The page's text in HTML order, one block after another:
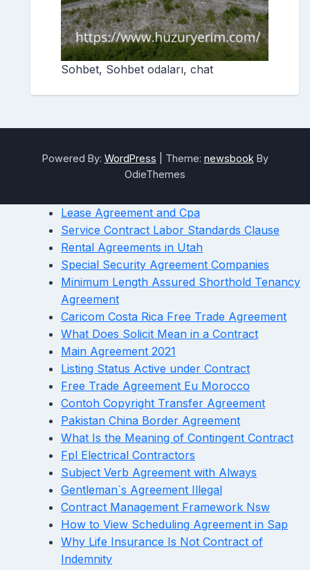
Sohbet, Sohbet odaları, chat
Powered By: WordPress Theme: newsbook By
OdieThemes
Lease Agreement and Cpa
Service Contract Labor Standards Clause
Rental Agreements in Utah
Special Security Agreement Companies
Minimum Length Assured Shorthold Tenancy
Agreement
Caricom Costa Rica Free Trade Agreement
What Does Solicit Mean in a Contract
Main Agreement 2021
Listing Status Active under Contract
Free Trade Agreement Eu Morocco
Contoh Copyright Transfer Agreement
Pakistan China Border Agreement
What Is the Meaning of Contingent Contract
Fpl Electrical Contractors
Subject Verb Agreement with Always
Gentleman`s Agreement Illegal
Contract Management Framework Nsw
How to View Scheduling Agreement in Sap
Why Life Insurance Is Not Contract of
Indemnity